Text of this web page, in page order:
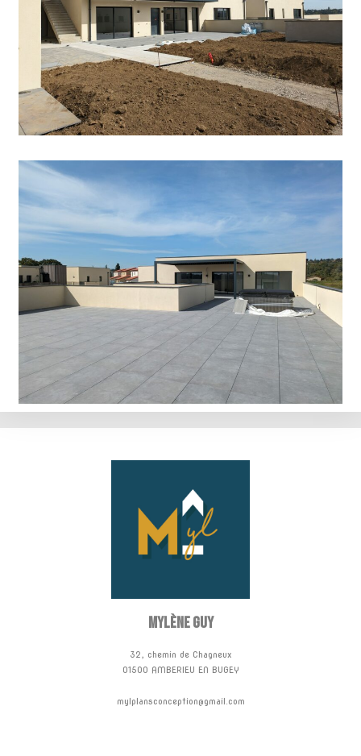
Mylène GUY
32, chemin de Chagneux
01500 AMBERIEU EN BUGEY
mylplansconception@gmail.com